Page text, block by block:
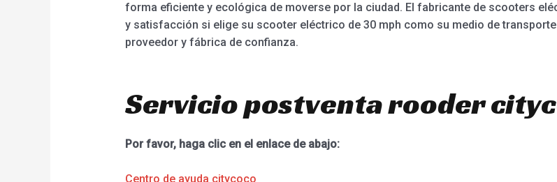
forma eficiente y ecológica de moverse por la ciudad. El fabricante de scooters
y satisfacción si elige su scooter eléctrico de 30 mph como su medio de
proveedor y fábrica de confianza.
Servicio postventa rooder
Por favor, haga clic en el enlace de abajo:
Centro de ayuda citycoco